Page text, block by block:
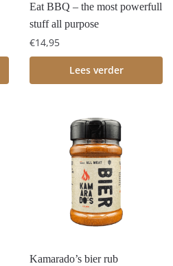
Eat BBQ – the most powerfull
stuff all purpose
€14,95
Lees verder
Kamarado’s bier rub